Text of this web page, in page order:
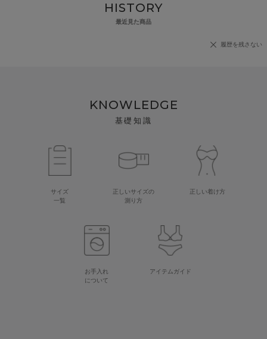
HISTORY
最近見た商品
履歴を残さない
KNOWLEDGE
基礎知識
サイズ
一覧
正しいサイズの
測り方
正しい着け方
お手入れ
について
アイテムガイド